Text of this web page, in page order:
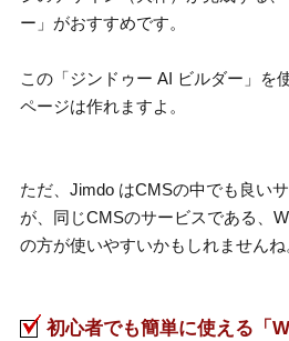
ー」がおすすめです。
この「ジンドゥー AI ビルダー」を
ページは作れますよ。
ただ、Jimdo はCMSの中でも良い
が、同じCMSのサービスである、
の方が使いやすいかもしれませんね
初心者でも簡単に使える「